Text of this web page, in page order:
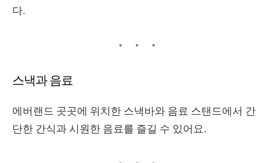
다.
스낵과 음료
에버랜드 곳곳에 위치한 스낵바와 음료 스탠드에서 간
단한 간식과 시원한 음료를 즐길 수 있어요.